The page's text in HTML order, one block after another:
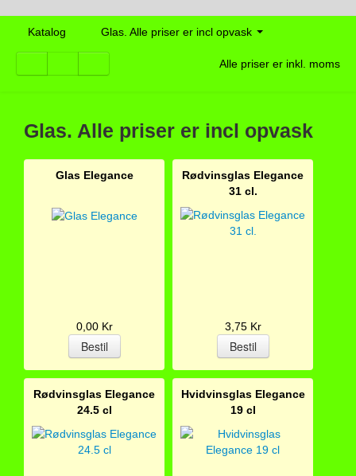
Katalog Glas. Alle priser er incl opvask
Alle priser er inkl. moms
Glas. Alle priser er incl opvask
Glas Elegance
0,00 Kr
Rødvinsglas Elegance
31 cl.
3,75 Kr
Rødvinsglas Elegance
24.5 cl
Hvidvinsglas Elegance
19 cl